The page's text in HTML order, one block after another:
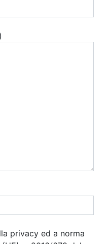
privacy ed a norma